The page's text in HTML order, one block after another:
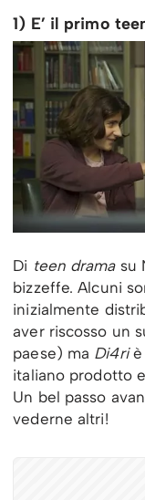
1) E’ il primo
Di teen dramasu
bizzeffe. Alcuni
inizialmente
aver riscosso un
paese) ma Di4riè
italiano prodotto
Un bel passo
vederne altri!